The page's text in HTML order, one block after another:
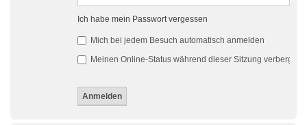
Ich habe mein Passwort vergessen
Mich bei jedem Besuch automatisch anmelden
Meinen Online-Status während dieser Sitzung verbergen